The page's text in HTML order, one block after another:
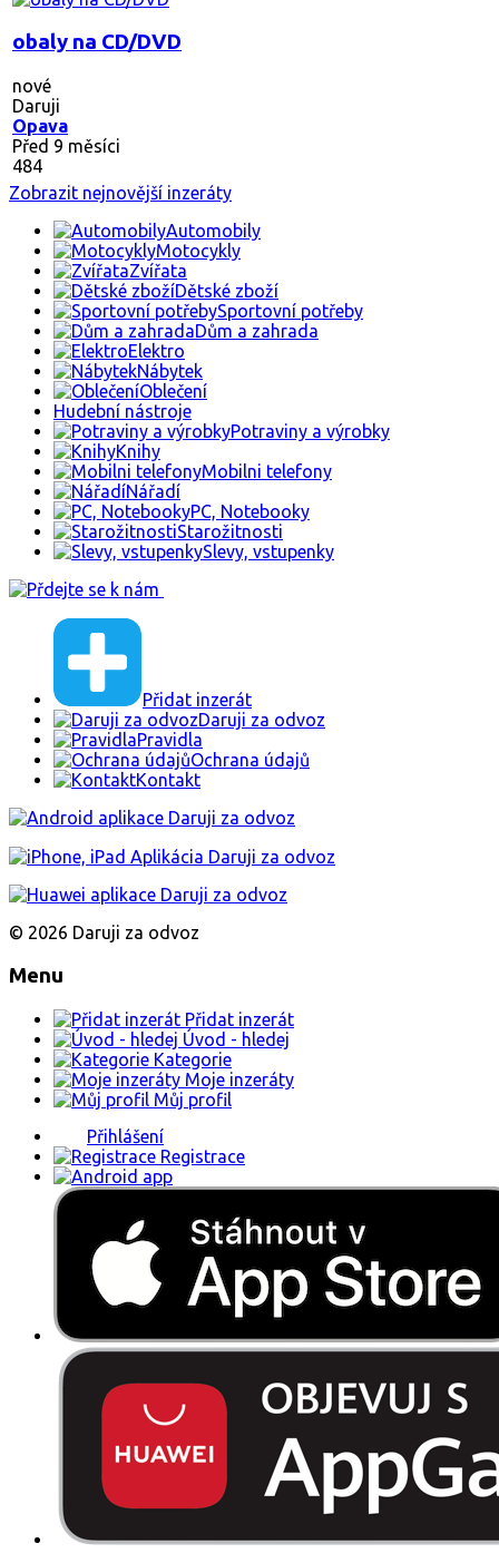
obaly na CD/DVD
nové
Daruji
Opava
Před 9 měsíci
484
Zobrazit nejnovější inzeráty
Automobily
Motocykly
Zvířata
Dětské zboží
Sportovní potřeby
Dům a zahrada
Elektro
Nábytek
Oblečení
Hudební nástroje
Potraviny a výrobky
Knihy
Mobilni telefony
Nářadí
PC, Notebooky
Starožitnosti
Slevy, vstupenky
Přidat inzerát
Daruji za odvoz
Pravidla
Ochrana údajů
Kontakt
© 2026 Daruji za odvoz
Menu
Přidat inzerát
Úvod - hledej
Kategorie
Moje inzeráty
Můj profil
Přihlášení
Registrace